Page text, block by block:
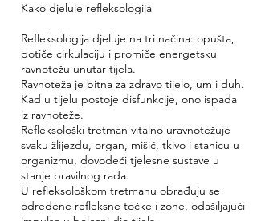
Kako djeluje refleksologija
​Refleksologija djeluje na tri načina: opušta,
potiče cirkulaciju i promiče energetsku
ravnotežu unutar tijela.
Ravnoteža je bitna za zdravo tijelo, um i duh.
Kad u tijelu postoje disfunkcije, ono ispada
iz ravnoteže.
Refleksološki tretman vitalno uravnotežuje
svaku žlijezdu, organ, mišić, tkivo i stanicu u
organizmu, dovodeći tjelesne sustave u
stanje pravilnog rada.
U refleksološkom tretmanu obrađuju se
određene refleksne točke i zone, odašiljajući